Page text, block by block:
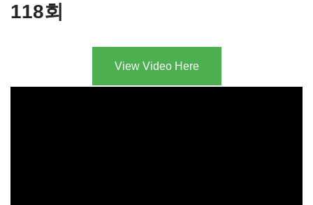
118회
View Video Here